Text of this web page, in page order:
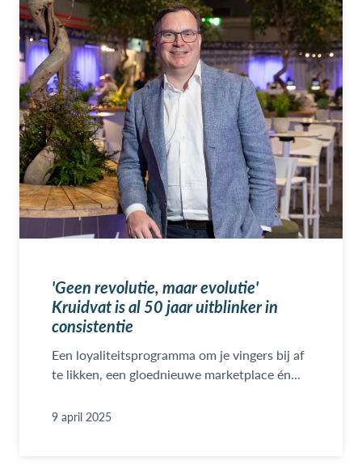
'Geen revolutie, maar evolutie'
Kruidvat is al 50 jaar uitblinker in
consistentie
Een loyaliteitsprogramma om je vingers bij af
te likken, een gloednieuwe marketplace én...
9 april 2025